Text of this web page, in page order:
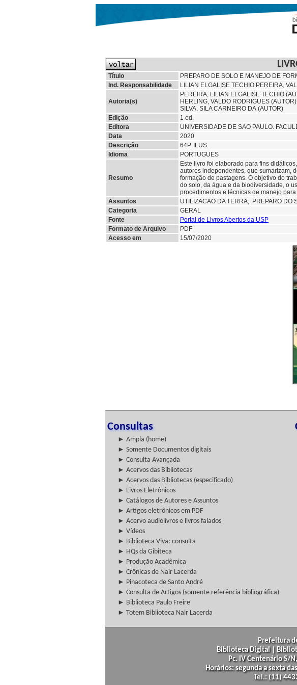
Título
PREPARO DE SOLO E MANEJO DE
Ind. Responsabilidade
LILIAN ELGALISE TECHIO PEREIRA,
Autoria(s)
PEREIRA, LILIAN ELGALISE TECHIO
HERLING, VALDO RODRIGUES (AUTOR)
SILVA, SILA CARNEIRO DA (AUTOR)
Edição
1 ed.
Editora
UNIVERSIDADE DE SAO PAULO.
Data
2020
Descrição
64P. ILUS.
Idioma
PORTUGUES
Resumo
Este livro foi elaborado para fins
autores independentes, que sumarizam,
formação de pastagens. O objetivo do
do solo, da água e da biodiversidade, o
procedimentos e técnicas de manejo
Assuntos
UTILIZACAO DA TERRA; PREPARO DO
Categoria
GERAL
Fonte
Portal de Livros Abertos da USP
Formato de Arquivo
PDF
Acesso em
15/07/2020
Consultas
► Ampla (home)
► Somente Documentos digitais
► Consulta Avançada
► Acervos das Bibliotecas
► Acervos das Bibliotecas (especificado)
► Livros Eletrônicos
► Catálogos de Autores e Assuntos
► Artigos eletrônicos em PDF
► Acervo audiolivros e livros falados
► Vídeos
► Biblioteca Viva: consulta
► HQs da Gibiteca
► Produção Acadêmica
► Crônicas de Nair Lacerda
► Pinacoteca de Santo André
► Consulta de Artigos (somente referência bibliográfica)
► Biblioteca Paulo Freire
► Totem Biblioteca Nair Lacerda
Prefeitura
Biblioteca Digital |
Pc. IV Centenário S/
Horários: segunda a sexta
Tel.: (11)